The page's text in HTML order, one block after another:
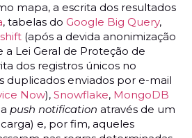
mapa, a escrita dos resultados
, tabelas do Google Big Query,
(após a devida anonimização
Lei Geral de Proteção de
dos registros únicos no
duplicados enviados por e-mail
Now), Snowflake, MongoDB
push notification através de um
carga) e, por fim, aqueles